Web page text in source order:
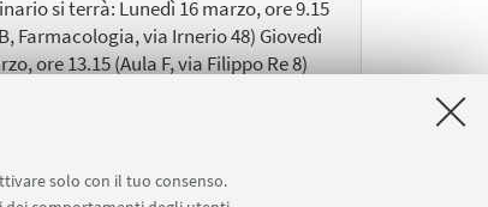
solo con il tuo consenso.
si terrà: Lunedì 16 marzo, ore 9.15
Farmacologia, via Irnerio 48) Giovedì
ore 13.15 (Aula F, via Filippo Re 8)